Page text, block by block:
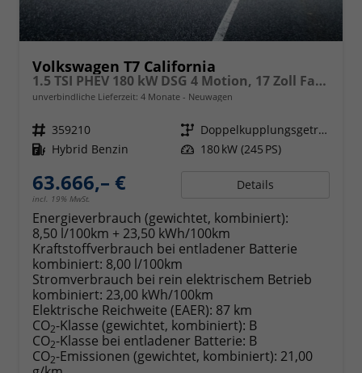
Volkswagen T7 California
1.5 TSI PHEV 180 kW DSG 4 Motion, 17 Zoll Fahrwerk, Sitze 4, Leichtmetallfelgen Zoll, Markise mit Schiene und Gehäuse links, Klima, 5 Jahre Werksgarantie,
unverbindliche Lieferzeit: 4 Monate Neuwagen
Fahrzeugnr. 359210 Getriebe
Doppelkupplungsgetriebe (DSG)
Kraftstoff Hybrid Benzin Leistung 180 kW (245 PS)
63.666,– €
incl. 19% MwSt.
Details
Energieverbrauch (gewichtet, kombiniert):
8,50 l/100km + 23,50 kWh/100km
Kraftstoffverbrauch bei entladener Batterie
kombiniert: 8,00 l/100km
Stromverbrauch bei rein elektrischem Betrieb
kombiniert: 23,00 kWh/100km
Elektrische Reichweite (EAER): 87 km
CO2-Klasse (gewichtet, kombiniert): B
CO2-Klasse bei entladener Batterie: B
CO2-Emissionen (gewichtet, kombiniert): 21,00